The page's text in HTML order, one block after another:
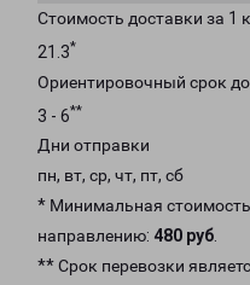
Стоимость доставки за 1
21.3*
Ориентировочный срок
3 - 6**
Дни отправки
пн, вт, ср, чт, пт, сб
* Минимальная
направлению: 480 руб.
** Срок перевозки